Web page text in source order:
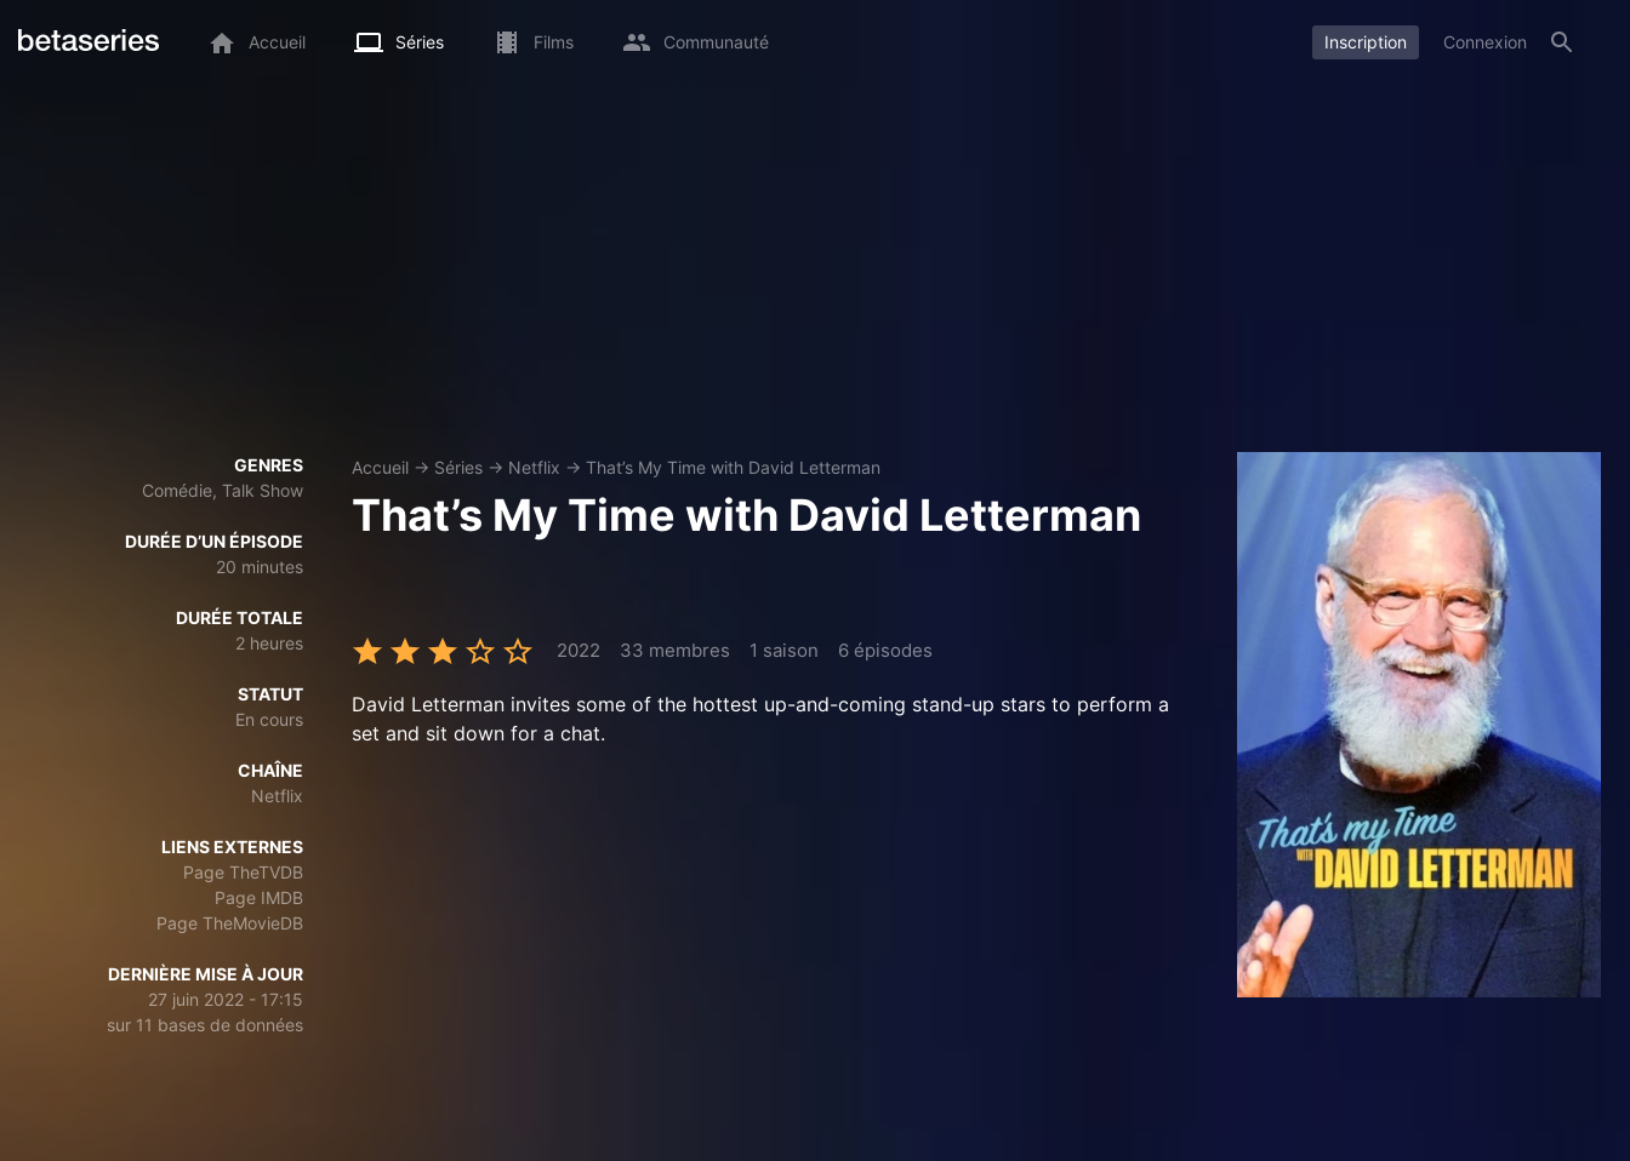
Accueil Séries Films Communauté Inscription Connexion
GENRES
Comédie, Talk Show
DURÉE D’UN ÉPISODE
20 minutes
DURÉE TOTALE
2 heures
STATUT
En cours
CHAÎNE
Netflix
LIENS EXTERNES
Page TheTVDB
Page IMDB
Page TheMovieDB
DERNIÈRE MISE À JOUR
27 juin 2022 - 17:15
sur 11 bases de données
Accueil → Séries → Netflix → That’s My Time with David Letterman
That’s My Time with David Letterman
2022 33 membres 1 saison 6 épisodes
David Letterman invites some of the hottest up-and-coming stand-up stars to perform a
set and sit down for a chat.